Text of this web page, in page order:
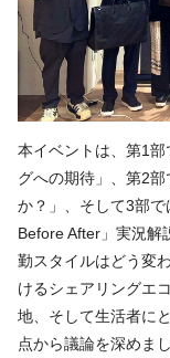
本イベントは、第1
グへの期待」、第2
か？」、そして3部
Before After」実況解
勤スタイルはどう変
けるシェアリングエ
地、そして生活者に
点から議論を深めま